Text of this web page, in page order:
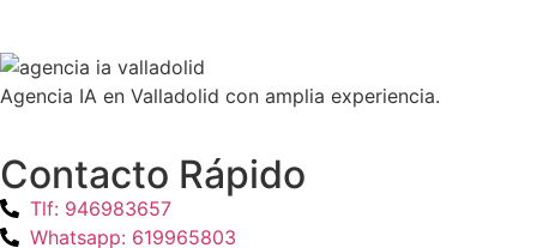
Agencia IA en Valladolid con amplia experiencia.
Contacto Rápido
Tlf: 946983657
Whatsapp: 619965803